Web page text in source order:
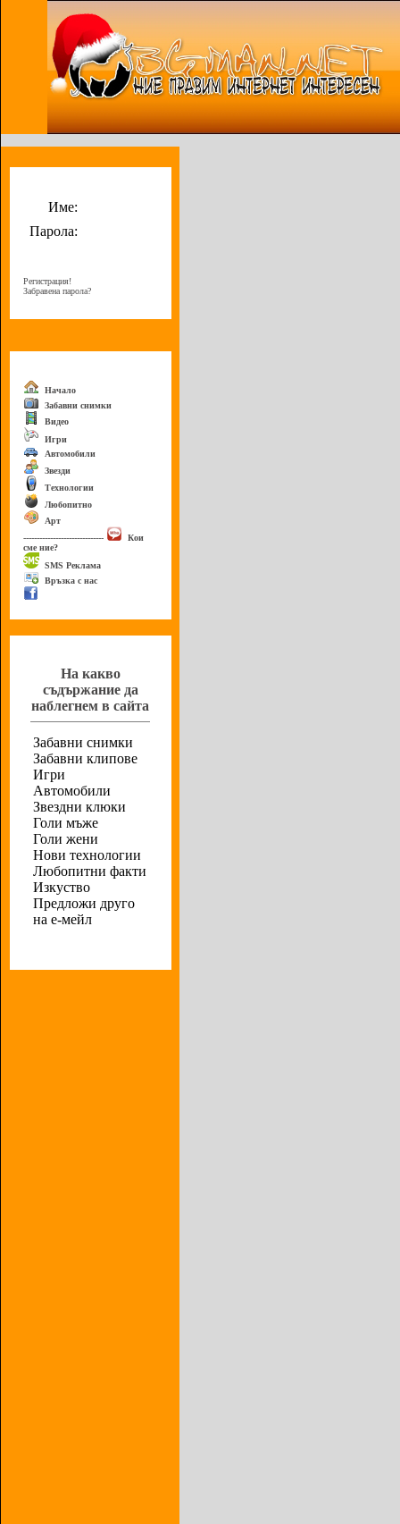
Име:
Парола:
Регистрация!
Забравена парола?
Начало
Забавни снимки
Видео
Игри
Автомобили
Звезди
Технологии
Любопитно
Арт
------------------------------
Кои
сме ние?
SMS Реклама
Връзка с нас
На какво
съдържание да
наблегнем в сайта
Забавни снимки
Забавни клипове
Игри
Автомобили
Звездни клюки
Голи мъже
Голи жени
Нови технологии
Любопитни факти
Изкуство
Предложи друго
на е-мейл